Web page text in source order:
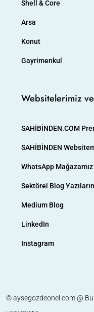
Shell & Core
Arsa
Konut
Gayrimenkul
Websitelerimiz
SAHİBİNDEN.COM
SAHİBİNDEN
WhatsApp Mağazamız
Sektörel Blog
Medium Blog
LinkedIn
Instagram
© aysegozdeonel.com @